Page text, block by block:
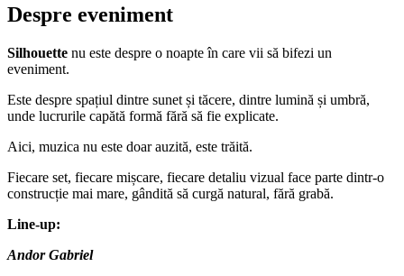
Despre eveniment
Silhouette nu este despre o noapte în care vii să bifezi un
eveniment.
Este despre spațiul dintre sunet și tăcere, dintre lumină și umbră,
unde lucrurile capătă formă fără să fie explicate.
Aici, muzica nu este doar auzită, este trăită.
Fiecare set, fiecare mișcare, fiecare detaliu vizual face parte dintr-o
construcție mai mare, gândită să curgă natural, fără grabă.
Line-up:
Andor Gabriel